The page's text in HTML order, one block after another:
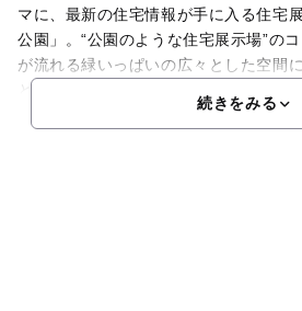
マに、最新の住宅情報が手に入る住宅
公園」。“公園のような住宅展示場”の
が流れる緑いっぱいの広々とした空間
続きをみる